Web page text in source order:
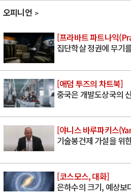
오피니언
[프라바트 파트나익
집단학살 정권에 무기
[애덤 투즈의 차트북]
중국은 개발도상국의
[야니스 바루파키스
기술봉건제 가설을 위
[코스모스, 대화]
은하수의 크기, 예상보